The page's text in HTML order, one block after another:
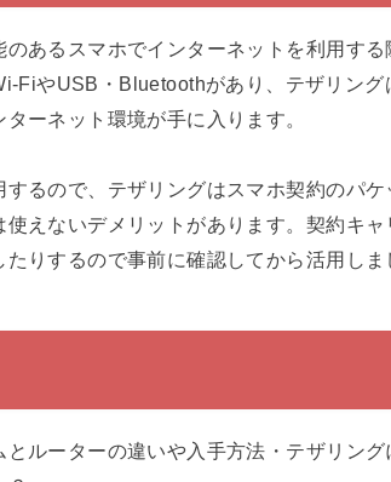
あるスマホでインターネットを利用す
FiやUSB・Bluetoothがあり、テザリング
ーネット環境が手に入ります。
するので、テザリングはスマホ契約のパ
えないデメリットがあります。契約キ
りするので事前に確認してから活用しま
ルーターの違いや入手方法・テザリン